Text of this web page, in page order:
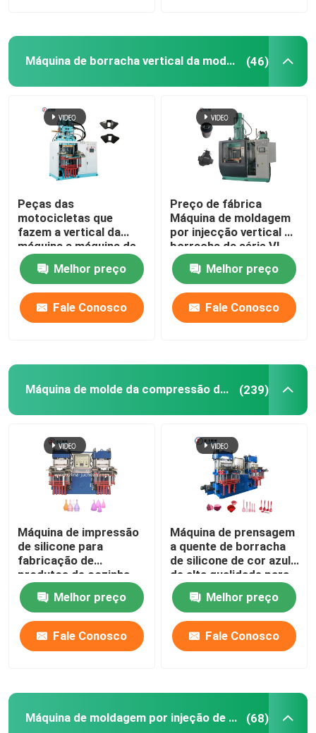
Máquina automática de corte de borracha
Máquina de borracha vertical da modelação por injeção (46)
Peças das
motocicletas que
fazem a vertical da
máquina a máquina de
borracha da
modelação por injeção
para o amortecedor de
borracha
Melhor preço
Fale Conosco
Preço de fábrica
Máquina de moldagem
por injecção vertical de
borracha da série VI-
FL de 100 a 400
toneladasMelhor preço
Fale Conosco
Máquina de molde da compressão do vácuo (239)
Máquina de impressão
de silicone para
fabricação de
produtos de cozinha
Melhor preço
Fale Conosco
Máquina de prensagem
a quente de borracha
de silicone de cor azul
de alta qualidade para
fabricação de peças
de automóveis de
produtos de cozinha
Melhor preço
Fale Conosco
Máquina de moldagem por injeção de borracha (68)